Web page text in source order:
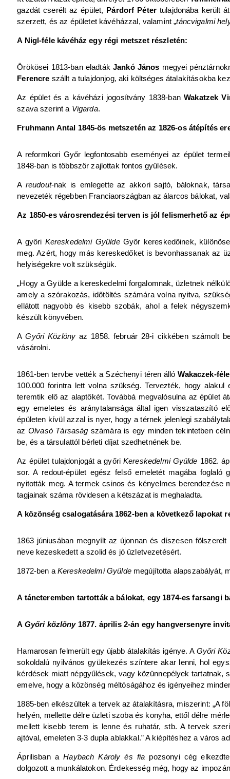
gazdát cserélt az épület, Párdorf Péter tulajdonába került
szerzett, és az épületet kávéházzal, valamint „táncvigalmi
A Nigl-féle kávéház egy régi metszet részletén:
Örökösei 1813-ban eladták Jankó János megyei
Ferencre szállt a tulajdonjog, aki költséges átalakításokba
Az épület és a kávéházi jogosítvány 1838-banWakatzek
szava szerint a Vigarda.
Fruhmann Antal 1845-ös metszetén az 1826-os átépítés
A reformkori Győr legfontosabb eseményei az épület
1848-ban is többször zajlottak fontos gyűlések.
A reudout-nak is emlegette az akkori sajtó, báloknak,
nevezeték régebben Franciaországban az álarcos bálokat,
Az 1850-es városrendezési terven is jól felismerhető az
A győri Kereskedelmi GyüldeGyőr kereskedőinek,
meg. Azért, hogy más kereskedőket is bevonhassanak az
helyiségekre volt szükségük.
„Hogy a Gyülde a kereskedelmi forgalomnak, üzletnek
amely a szórakozás, időtöltés számára volna nyitva,
ellátott nagyobb és kisebb szobák, ahol a felek
készült könyvében.
AGyőri Közlöny az 1858. február 28-i cikkében számolt
vásárolni.
1861-ben tervbe vették a Széchenyi téren állóWakaczek-
100.000 forintra lett volna szükség. Tervezték, hogy
teremtik elő az alaptőkét. Továbbá megvalósulna az épület
egy emeletes és aránytalansága által igen visszataszító
épületen kívül azzal is nyer, hogy a térnek jelenlegi
az Olvasó Társaság számára is egy minden tekintetben
be, és a társulattól bérleti díjat szedhetnének be.
Az épület tulajdonjogát a győriKereskedelmi Gyülde 1862.
sor. A redout-épület egész felső emeletét magába foglaló
nyitották meg. A termek csinos és kényelmes berendezése
tagjainak száma rövidesen a kétszázat is meghaladta.
A közönség csalogatására 1862-ben a következő lapokat
1863 júniusában megnyílt az újonnan és díszesen
neve kezeskedett a szolid és jó üzletvezetésért.
1872-ben a Kereskedelmi Gyüldemegújította alapszabályát,
A táncteremben tartották a bálokat, egy 1874-es farsangi
A Győri közlöny1877. április 2-án egy hangversenyre
Hamarosan felmerült egy újabb átalakítás igénye. A Győri
sokoldalú nyilvános gyülekezés színtere akar lenni, hol
kérdések miatt népgyűlések, vagy közünnepélyek tartatnak,
emelve, hogy a közönség méltóságához és igényeihez
1885-ben elkészültek a tervek az átalakításra, miszerint: „A
helyén, mellette délre üzleti szoba és konyha, ettől délre
mellett kisebb terem is lenne és ruhatár, stb. A tervek
ajtóval, emeleten 3-3 dupla ablakkal.” A kiépítéshez a város
Áprilisban aHaybach Károly és fia pozsonyi cég
dolgozott a munkálatokon. Érdekesség még, hogy az